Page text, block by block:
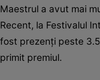
Maestrul a avut mai
Recent, la Festivalul
fost prezenți peste
primit premiul.